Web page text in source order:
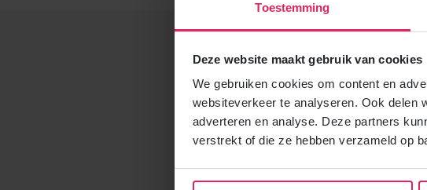
Toestemming
Deze website maakt gebruik van cookies
We gebruiken cookies om content en
websiteverkeer te analyseren. Ook delen
adverteren en analyse. Deze partners
verstrekt of die ze hebben verzameld op